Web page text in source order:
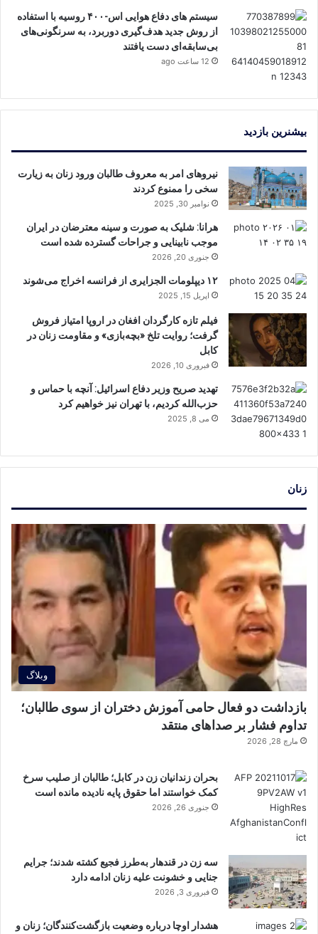
سیستم ‌های دفاع هوایی اس-۴۰۰ روسیه با استفاده
از روش جدید هدف‌گیری دوربرد، به سرنگونی‌های
بی‌سابقه‌ای دست یافتند
12 ساعت ago
بیشنرین بازدید
نیروهای امر به معروف طالبان ورود زنان به زیارت
سخی را ممنوع کردند
نوامبر 30, 2025
هرانا: شلیک به صورت و سینه معترضان در ایران
موجب نابینایی و جراحات گسترده شده است
جنوری 20, 2026
۱۲ دیپلومات الجزایری از فرانسه اخراج می‌شوند
اپریل 15, 2025
فیلم تازه کارگردان افغان در اروپا امتیاز فروش
گرفت؛ روایت تلخ «بچه‌بازی» و مقاومت زنان در
کابل
فبروری 10, 2026
تهدید صریح وزیر دفاع اسرائیل: آنچه با حماس و
حزب‌الله کردیم، با تهران نیز خواهیم کرد
می 8, 2025
زنان
وبلاگ
بازداشت دو فعال حامی آموزش دختران از سوی طالبان؛
تداوم فشار بر صداهای منتقد
مارچ 28, 2026
بحران زندانیان زن در کابل؛ طالبان از صلیب سرخ
کمک خواستند اما حقوق پایه نادیده مانده است
جنوری 26, 2026
سه زن در قندهار به‌طرز فجیع کشته شدند؛ جرایم
جنایی و خشونت علیه زنان ادامه دارد
فبروری 3, 2026
هشدار اوچا درباره وضعیت بازگشت‌کنندگان؛ زنان و